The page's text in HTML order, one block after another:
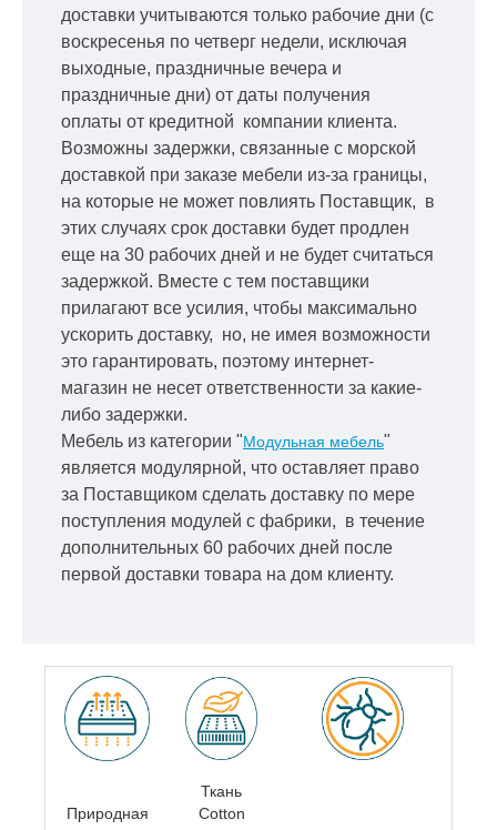
доставки учитываются только рабочие дни (с
воскресенья по четверг недели, исключая
выходные, праздничные вечера и
праздничные дни) от даты получения
оплаты от кредитной компании клиента.
Возможны задержки, связанные с морской
доставкой при заказе мебели из-за границы,
на которые не может повлиять Поставщик, в
этих случаях срок доставки будет продлен
еще на 30 рабочих дней и не будет считаться
задержкой. Вместе с тем поставщики
прилагают все усилия, чтобы максимально
ускорить доставку, но, не имея возможности
это гарантировать, поэтому интернет-
магазин не несет ответственности за какие-
либо задержки.
Мебель из категории "Модульная мебель"
является модулярной, что оставляет право
за Поставщиком сделать доставку по мере
поступления модулей с фабрики, в течение
дополнительных 60 рабочих дней после
первой доставки товара на дом клиенту.
Природная
Ткань
Cotton